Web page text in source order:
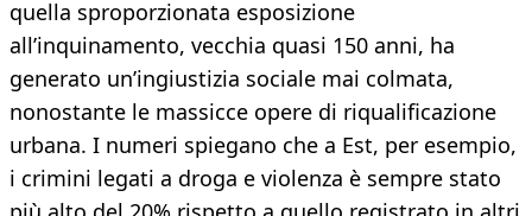
quella sproporzionata esposizione
all’inquinamento, vecchia quasi 150 anni, ha
generato un’ingiustizia sociale mai colmata,
nonostante le massicce opere di riqualificazione
urbana. I numeri spiegano che a Est, per esempio,
i crimini legati a droga e violenza è sempre stato